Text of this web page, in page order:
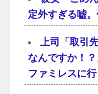
定外すぎる嘘
上司「取引
なんですか！
ファミレスに行